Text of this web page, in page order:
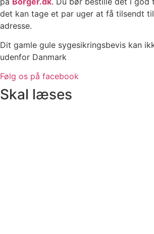
det kan tage et par uger at få tilsendt
adresse.
Dit gamle gule sygesikringsbevis kan
udenfor Danmark
Følg os på facebook
Skal læses